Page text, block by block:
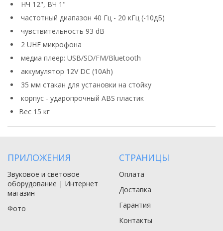
НЧ 12", ВЧ 1"
частотный диапазон 40 Гц - 20 кГц (-10дБ)
чувствительность 93 dB
2 UHF микрофона
медиа плеер: USB/SD/FM/Bluetooth
аккумулятор 12V DC (10Ah)
35 мм стакан для установки на стойку
корпус - ударопрочный ABS пластик
Вес 15 кг
ПРИЛОЖЕНИЯ
Звуковое и световое
оборудование | Интернет
магазин
Фото
СТРАНИЦЫ
Оплата
Доставка
Гарантия
Контакты